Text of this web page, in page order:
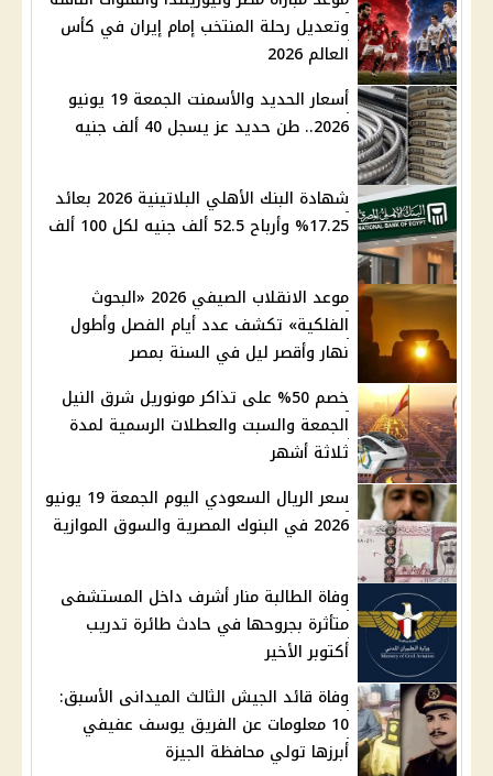
وتعديل رحلة المنتخب إمام إيران في كأس
العالم 2026
أسعار الحديد والأسمنت الجمعة 19 يونيو
2026.. طن حديد عز يسجل 40 ألف جنيه
شهادة البنك الأهلي البلاتينية 2026 بعائد
17.25% وأرباح 52.5 ألف جنيه لكل 100 ألف
موعد الانقلاب الصيفي 2026 «البحوث
الفلكية» تكشف عدد أيام الفصل وأطول
نهار وأقصر ليل في السنة بمصر
خصم 50% على تذاكر مونوريل شرق النيل
الجمعة والسبت والعطلات الرسمية لمدة
ثلاثة أشهر
سعر الريال السعودي اليوم الجمعة 19 يونيو
2026 في البنوك المصرية والسوق الموازية
وفاة الطالبة منار أشرف داخل المستشفى
متأثرة بجروحها في حادث طائرة تدريب
أكتوبر الأخير
وفاة قائد الجيش الثالث الميدانى الأسبق:
10 معلومات عن الفريق يوسف عفيفي
أبرزها تولي محافظة الجيزة